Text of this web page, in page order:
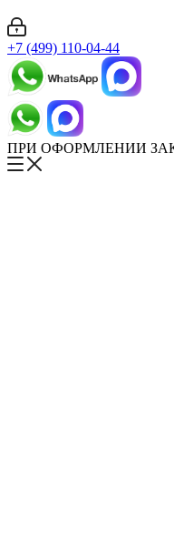
+7 (499) 110-04-44
ПРИ ОФОРМЛЕНИИ